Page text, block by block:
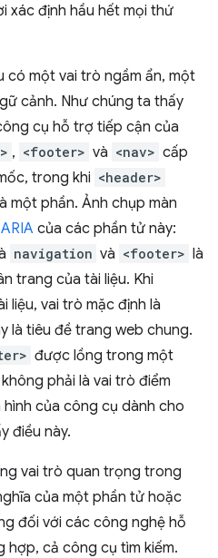
xác định hầu hết mọi thứ
có một vai trò ngầm ẩn, một
cảnh. Như chúng ta thấy
cụ hỗ trợ tiếp cận của
, <footer> và <nav> cấp
trong khi <header>
một phần. Ảnh chụp màn
của các phần tử này:
navigation và <footer> là
trang của tài liệu. Khi
liệu, vai trò mặc định là
là tiêu đề trang web chung.
được lồng trong một
phải là vai trò điểm
của công cụ dành cho
điều này.
vai trò quan trọng trong
của một phần tử hoặc
đối với các công nghệ hỗ
cả công cụ tìm kiếm.